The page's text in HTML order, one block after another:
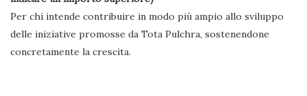
Per chi intende contribuire in modo più ampio allo sviluppo
delle iniziative promosse da Tota Pulchra, sostenendone
concretamente la crescita.